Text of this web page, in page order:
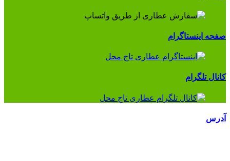
صفحه اینستاگرام
کانال تلگرام
آدرس